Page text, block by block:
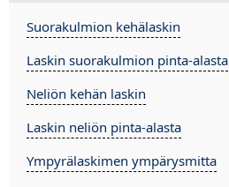
Suorakulmion kehälaskin
Laskin suorakulmion pinta-alasta
Neliön kehän laskin
Laskin neliön pinta-alasta
Ympyrälaskimen ympärysmitta